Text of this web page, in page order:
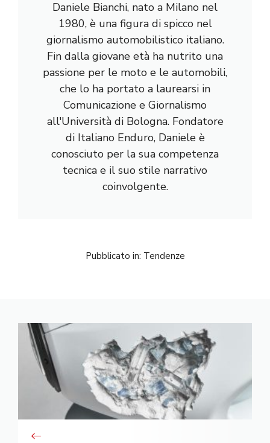
Daniele Bianchi, nato a Milano nel
1980, è una figura di spicco nel
giornalismo automobilistico italiano.
Fin dalla giovane età ha nutrito una
passione per le moto e le automobili,
che lo ha portato a laurearsi in
Comunicazione e Giornalismo
all'Università di Bologna. Fondatore
di Italiano Enduro, Daniele è
conosciuto per la sua competenza
tecnica e il suo stile narrativo
coinvolgente.
Pubblicato in: Tendenze